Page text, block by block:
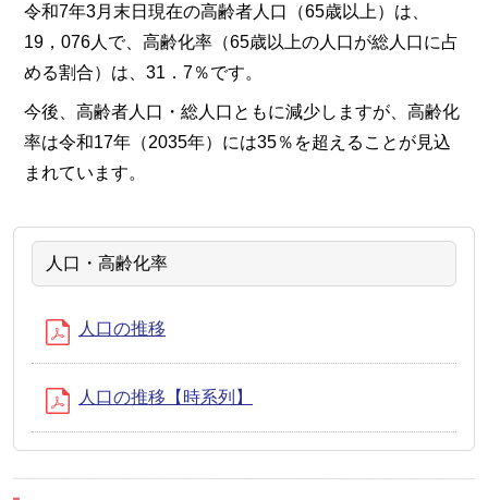
令和7年3月末日現在の高齢者人口（65歳以上）は、
19，076人で、高齢化率（65歳以上の人口が総人口に占
める割合）は、31．7％です。
今後、高齢者人口・総人口ともに減少しますが、高齢化
率は令和17年（2035年）には35％を超えることが見込
まれています。
人口・高齢化率
人口の推移
人口の推移【時系列】